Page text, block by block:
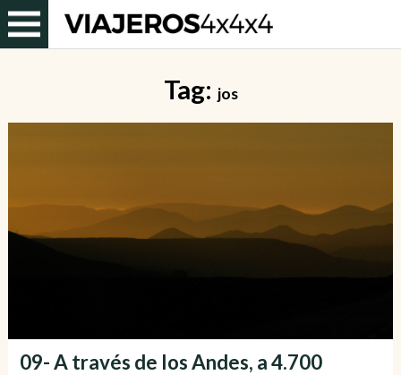
Tag: jos
09- A través de los Andes, a 4.700